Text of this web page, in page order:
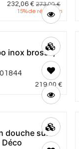
232,06€ 273,00€
15% de réduction
inox brossé,
219,00 €
douche sur